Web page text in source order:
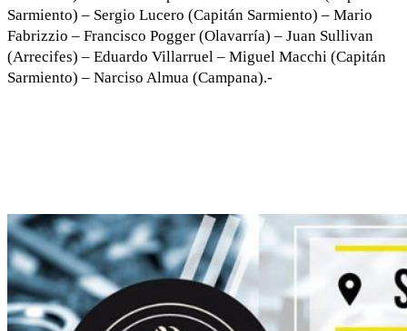
Sarmiento) – Sergio Lucero (Capitán Sarmiento) – Mario
Fabrizzio – Francisco Pogger (Olavarría) – Juan Sullivan
(Arrecifes) – Eduardo Villarruel – Miguel Macchi (Capitán
Sarmiento) – Narciso Almua (Campana).-